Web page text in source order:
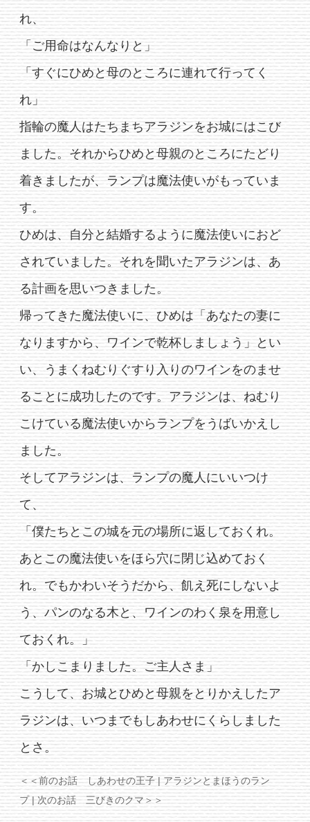
れ、
「ご用命はなんなりと」
「すぐにひめと母のところに連れて行ってく
れ」
指輪の魔人はたちまちアラジンをお城にはこび
ました。それからひめと母親のところにたどり
着きましたが、ランプは魔法使いがもっていま
す。
ひめは、自分と結婚するように魔法使いにおど
されていました。それを聞いたアラジンは、あ
る計画を思いつきました。
帰ってきた魔法使いに、ひめは「あなたの妻に
なりますから、ワインで乾杯しましょう」とい
い、うまくねむりぐすり入りのワインをのませ
ることに成功したのです。アラジンは、ねむり
こけている魔法使いからランプをうばいかえし
ました。
そしてアラジンは、ランプの魔人にいいつけ
て、
「僕たちとこの城を元の場所に返しておくれ。
あとこの魔法使いをほら穴に閉じ込めておく
れ。でもかわいそうだから、飢え死にしないよ
う、パンのなる木と、ワインのわく泉を用意し
ておくれ。」
「かしこまりました。ご主人さま」
こうして、お城とひめと母親をとりかえしたア
ラジンは、いつまでもしあわせにくらしました
とさ。
＜＜前のお話 しあわせの王子 | アラジンとまほうのラン
プ |次のお話 三びきのクマ＞＞